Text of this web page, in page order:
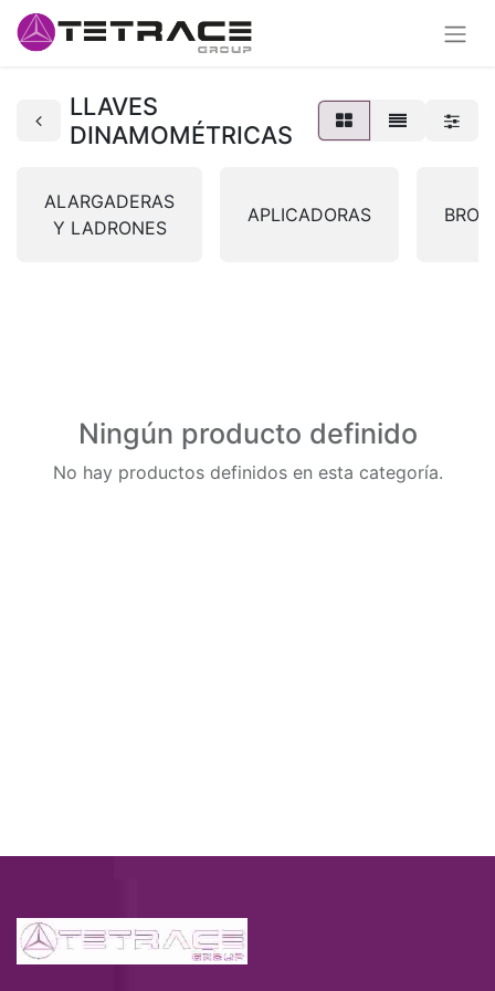
LLAVES
DINAMOMÉTRICAS
ALARGADERAS
Y LADRONES
APLICADORAS
Ningún producto definido
No hay productos definidos en esta categoría.